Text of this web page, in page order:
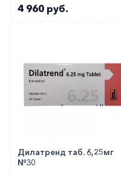
4 960 руб.
Дилатренд таб. 6,25мг
№30